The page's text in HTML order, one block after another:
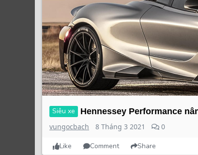
Siêu xe Hennessey Performance
vungocbach 8 Tháng 3 2021 0
Like Comment Share